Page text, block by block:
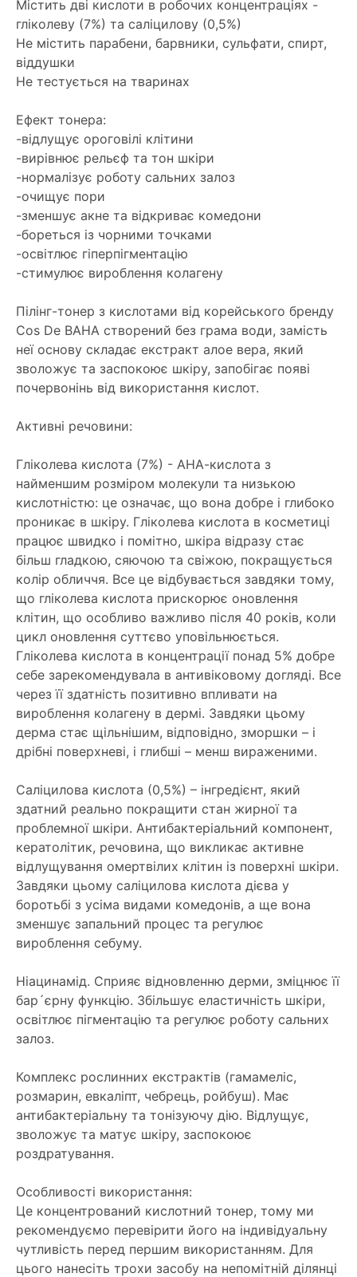
Містить дві кислоти в робочих концентраціях -
гліколеву (7%) та саліцилову (0,5%)
Не містить парабени, барвники, сульфати, спирт,
віддушки
Не тестується на тваринах
Ефект тонера:
-відлущує ороговілі клітини
-вирівнює рельєф та тон шкіри
-нормалізує роботу сальних залоз
-очищує пори
-зменшує акне та відкриває комедони
-бореться із чорними точками
-освітлює гіперпігментацію
-стимулює вироблення колагену
Пілінг-тонер з кислотами від корейського бренду
Cos De BAHA створений без грама води, замість
неї основу складає екстракт алое вера, який
зволожує та заспокоює шкіру, запобігає появі
почервонінь від використання кислот.
Активні речовини:
Гліколева кислота (7%) - АНА-кислота з
найменшим розміром молекули та низькою
кислотністю: це означає, що вона добре і глибоко
проникає в шкіру. Гліколева кислота в косметиці
працює швидко і помітно, шкіра відразу стає
більш гладкою, сяючою та свіжою, покращується
колір обличчя. Все це відбувається завдяки тому,
що гліколева кислота прискорює оновлення
клітин, що особливо важливо після 40 років, коли
цикл оновлення суттєво уповільнюється.
Гліколева кислота в концентрації понад 5% добре
себе зарекомендувала в антивіковому догляді. Все
через її здатність позитивно впливати на
вироблення колагену в дермі. Завдяки цьому
дерма стає щільнішим, відповідно, зморшки – і
дрібні поверхневі, і глибші – менш вираженими.
Саліцилова кислота (0,5%) – інгредієнт, який
здатний реально покращити стан жирної та
проблемної шкіри. Антибактеріальний компонент,
кератолітик, речовина, що викликає активне
відлущування омертвілих клітин із поверхні шкіри.
Завдяки цьому саліцилова кислота дієва у
боротьбі з усіма видами комедонів, а ще вона
зменшує запальний процес та регулює
вироблення себуму.
Ніацинамід. Сприяє відновленню дерми, зміцнює її
бар´єрну функцію. Збільшує еластичність шкіри,
освітлює пігментацію та регулює роботу сальних
залоз.
Комплекс рослинних екстрактів (гамамеліс,
розмарин, евкаліпт, чебрець, ройбуш). Має
антибактеріальну та тонізуючу дію. Відлущує,
зволожує та матує шкіру, заспокоює
роздратування.
Особливості використання:
Це концентрований кислотний тонер, тому ми
рекомендуємо перевірити його на індивідуальну
чутливість перед першим використанням. Для
цього нанесіть трохи засобу на непомітній ділянці